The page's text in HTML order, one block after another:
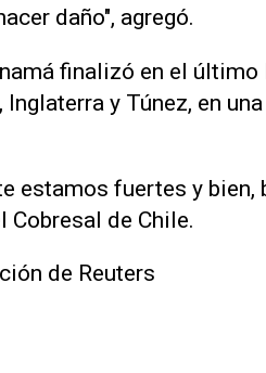
daño", agregó.
finalizó en el
Inglaterra y Túnez, en
estamos fuertes y bien,
Cobresal de Chile.
de Reuters